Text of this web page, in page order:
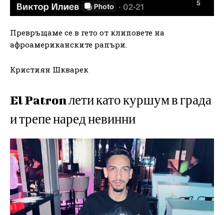
Превръщаме се в гето от клиповете на
афроамериканските рапъри.
Кристиян Шкварек
El Patron лети като куршум в града
и трепе наред невинни